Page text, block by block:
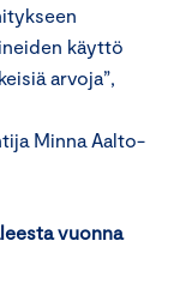
käyttö
arvoja”,
Minna Aalto-
vuonna